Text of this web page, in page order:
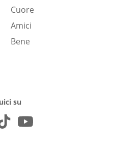
Cuore
Amici
Bene
su